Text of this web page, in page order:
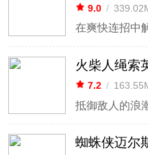
9.0 /
在爽快连招中
火柴人绳索
7.2 /
抵御敌人的浪
蜘蛛侠迈尔